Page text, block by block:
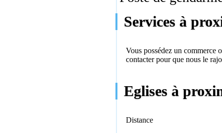
Services à
Vous possédez un commerce
contacterpour que nous le
Eglises à
Distance